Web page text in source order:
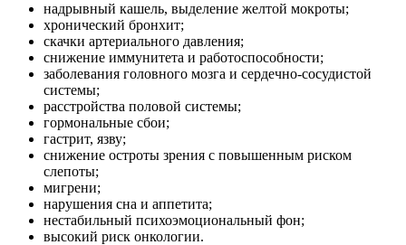
надрывный кашель, выделение желтой мокроты;
хронический бронхит;
скачки артериального давления;
снижение иммунитета и работоспособности;
заболевания головного мозга и сердечно-сосудистой
системы;
расстройства половой системы;
гормональные сбои;
гастрит, язву;
снижение остроты зрения с повышенным риском
слепоты;
мигрени;
нарушения сна и аппетита;
нестабильный психоэмоциональный фон;
высокий риск онкологии.